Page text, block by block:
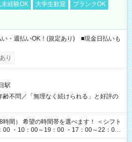
未経験OK 大学生歓迎
ブランクOK
・週払いOK！(規定あり) ■現金日払いも
り
駅
齢不問／「無理なく続けられる」と好評の
す！ ＜シフト
00 ・10：00～19：00 ・17：00～22：00
22：00～翌6：00 など